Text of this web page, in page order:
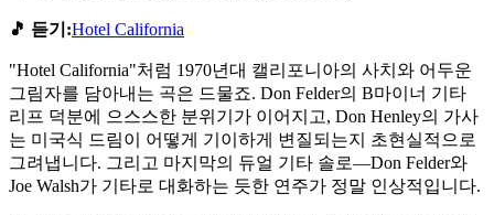
🎵 듣기:Hotel California
"Hotel California"처럼 1970년대 캘리포니아의 사치와 어두운
그림자를 담아내는 곡은 드물죠. Don Felder의 B마이너 기타
리프 덕분에 으스스한 분위기가 이어지고, Don Henley의 가사
는 미국식 드림이 어떻게 기이하게 변질되는지 초현실적으로
그려냅니다. 그리고 마지막의 듀얼 기타 솔로—Don Felder와
Joe Walsh가 기타로 대화하는 듯한 연주가 정말 인상적입니다.